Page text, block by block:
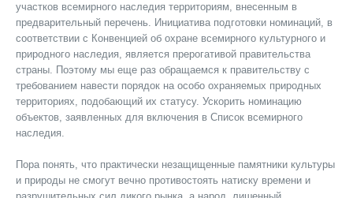
участков всемирного наследия территориям, внесенным в
предварительный перечень. Инициатива подготовки номинаций, в
соответствии с Конвенцией об охране всемирного культурного и
природного наследия, является прерогативой правительства
страны. Поэтому мы еще раз обращаемся к правительству с
требованием навести порядок на особо охраняемых природных
территориях, подобающий их статусу. Ускорить номинацию
объектов, заявленных для включения в Список всемирного
наследия.
Пора понять, что практически незащищенные памятники культуры
и природы не смогут вечно противостоять натиску времени и